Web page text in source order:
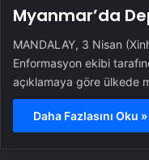
Myanmar’da
MANDALAY, 3 Nisan
Enformasyon ekibi
açıklamaya göre ülkede
Daha Fazlasını Oku »